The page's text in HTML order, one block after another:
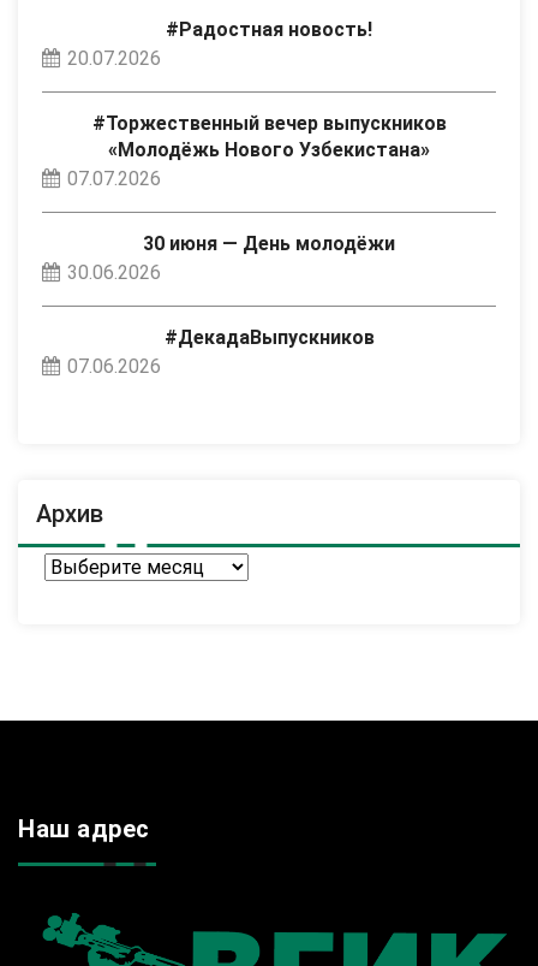
#Радостная новость!
20.07.2026
#Торжественный вечер выпускников
«Молодёжь Нового Узбекистана»
07.07.2026
30 июня — День молодёжи
30.06.2026
#ДекадаВыпускников
07.06.2026
Архив
Архив
Наш адрес